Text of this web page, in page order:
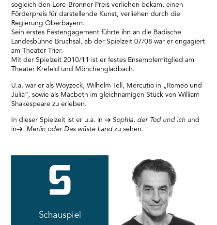
sogleich den Lore-Bronner-Preis verliehen bekam, einen
Förderpreis für darstellende Kunst, verliehen durch die
Regierung Oberbayern.
Sein erstes Festengagement führte ihn an die Badische
Landesbühne Bruchsal, ab der Spielzeit 07/08 war er engagiert
am Theater Trier.
Mit der Spielzeit 2010/11 ist er festes Ensemblemitglied am
Theater Krefeld und Mönchengladbach.
U.a. war er als Woyzeck, Wilhelm Tell, Mercutio in „Romeo und
Julia“, sowie als Macbeth im gleichnamigen Stück von William
Shakespeare zu erleben.
In dieser Spielzeit ist er u.a. in Sophia, der Tod und ich und
in
Merlin oder Das wüste Land zu sehen.
Schauspiel